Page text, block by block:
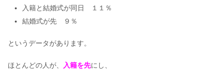
入籍と結婚式が同日 １１％
結婚式が先 ９％
というデータがあります。
ほとんどの人が、 入籍を先にし、